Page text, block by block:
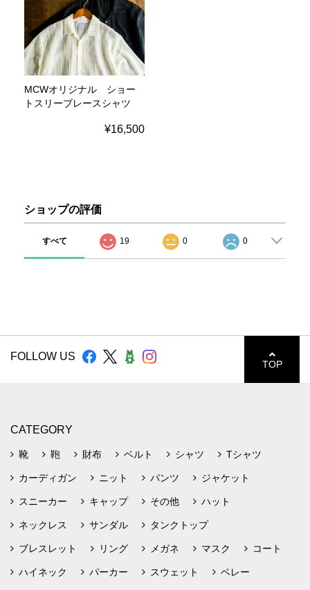
MCWオリジナル ショー
トスリーブレースシャツ
¥16,500
ショップの評価
すべて 19 0 0
FOLLOW US
TOP
CATEGORY
靴 鞄 財布 ベルト シャツ Tシャツ
カーディガン ニット パンツ ジャケット
スニーカー キャップ その他 ハット
ネックレス サンダル タンクトップ
ブレスレット リング メガネ マスク コート
ハイネック パーカー スウェット ベレー